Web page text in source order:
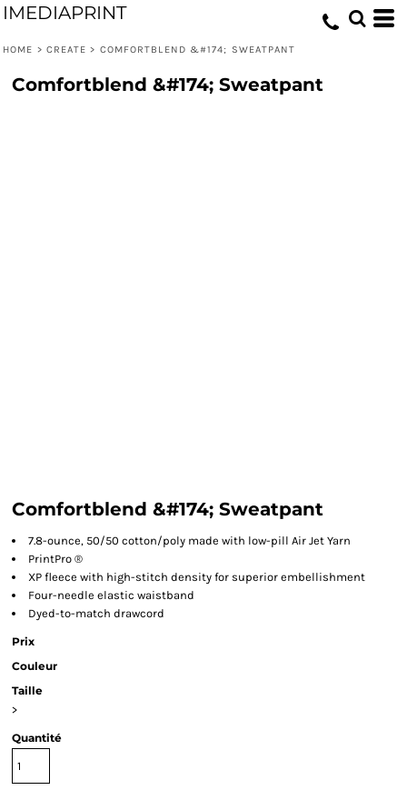
IMEDIAPRINT
HOME > CREATE > COMFORTBLEND &#174; SWEATPANT
Comfortblend &#174; Sweatpant
Comfortblend &#174; Sweatpant
7.8-ounce, 50/50 cotton/poly made with low-pill Air Jet Yarn
PrintPro ®
XP fleece with high-stitch density for superior embellishment
Four-needle elastic waistband
Dyed-to-match drawcord
Prix
Couleur
Taille
>
Quantité